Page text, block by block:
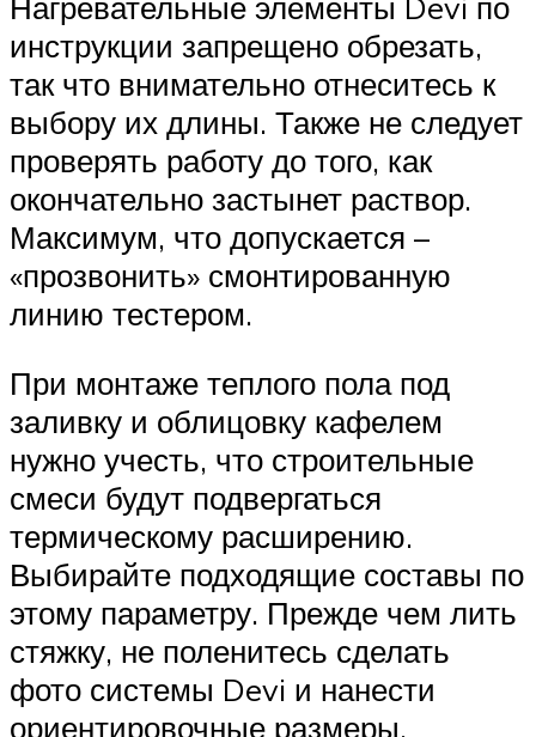
инструкции запрещено обрезать,
так что внимательно отнеситесь к
выбору их длины. Также не следует
проверять работу до того, как
окончательно застынет раствор.
Максимум, что допускается –
«прозвонить» смонтированную
линию тестером.
При монтаже теплого пола под
заливку и облицовку кафелем
нужно учесть, что строительные
смеси будут подвергаться
термическому расширению.
Выбирайте подходящие составы по
этому параметру. Прежде чем лить
стяжку, не поленитесь сделать
фото системы Devi и нанести
ориентировочные размеры.